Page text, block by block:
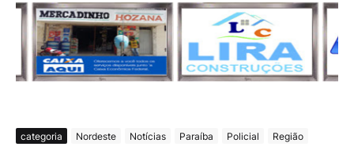
categoria Nordeste Notícias Paraíba Policial Região